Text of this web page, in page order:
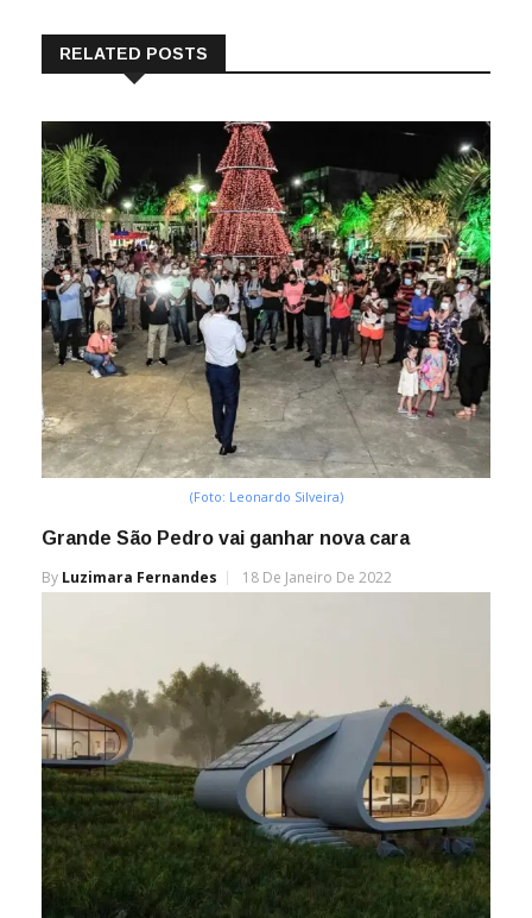
RELATED POSTS
(Foto: Leonardo Silveira)
Grande São Pedro vai ganhar nova cara
By Luzimara Fernandes 18 De Janeiro De 2022